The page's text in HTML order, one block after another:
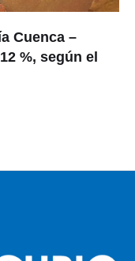
Cuenca –
%, según el